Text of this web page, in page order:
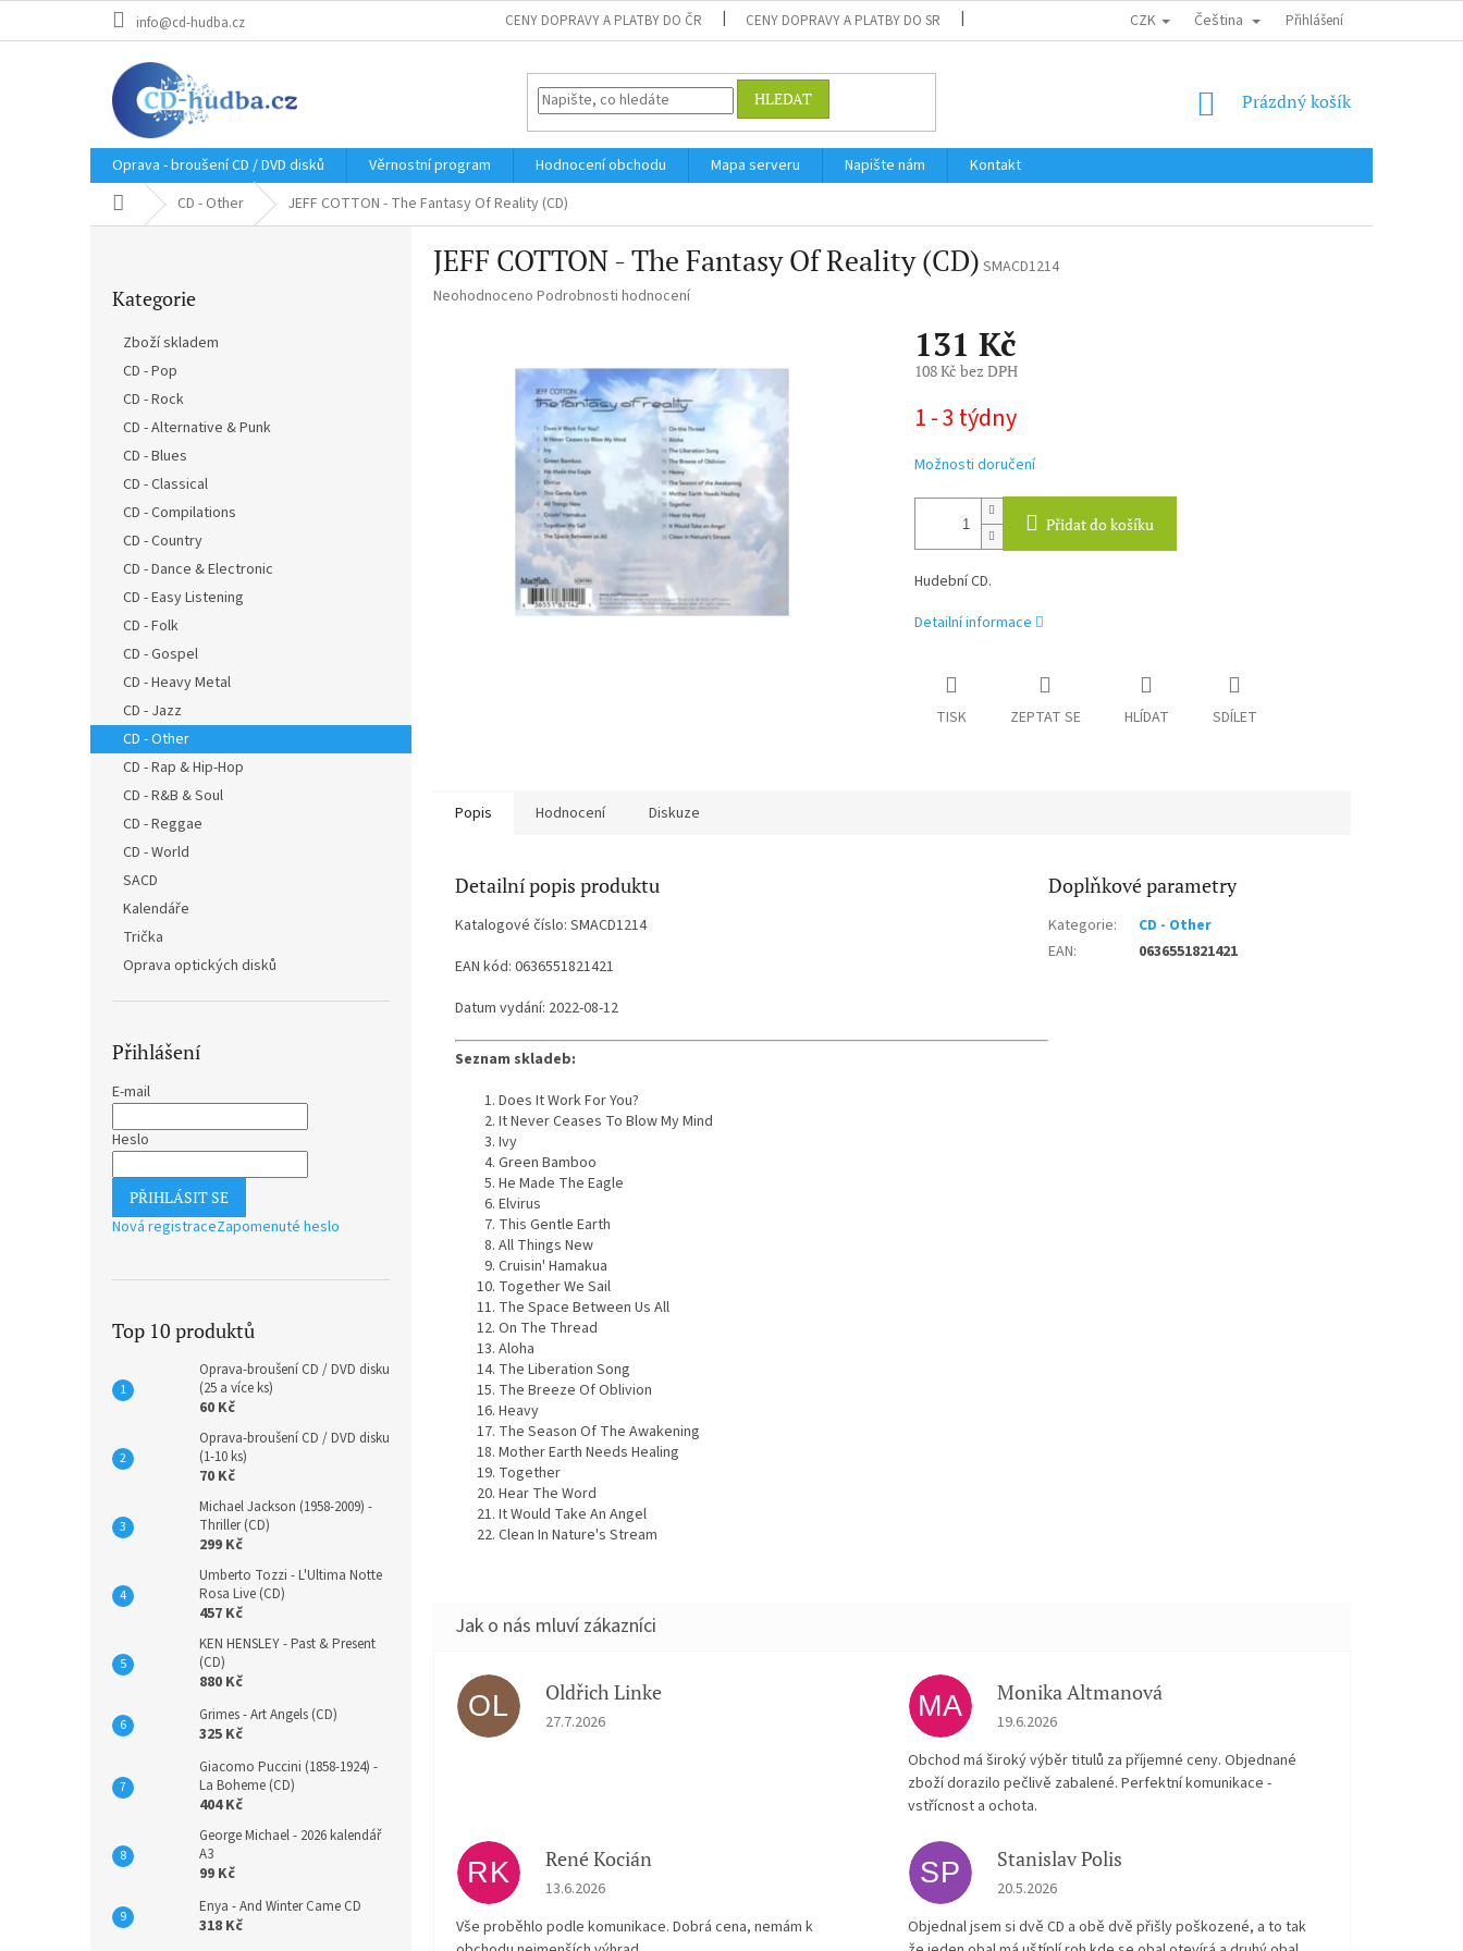
info@cd-hudba.cz CENY DOPRAVY A PLATBY DO ČR CENY DOPRAVY A PLATBY DO SR DOPRAVA DO EU / INTERNATIONAL SHIPPING OBCHODNÍ PODMÍNKY
CZK Čeština Přihlášení
HLEDAT
NÁKUPNÍ
Prázdný košík
Oprava - broušení CD / DVD disků Věrnostní program Hodnocení obchodu Mapa serveru Napište nám
Kontakt
Domů CD - Other JEFF COTTON - The Fantasy Of Reality (CD)
kategorie
Kategorie
Zboží skladem
CD - Pop
CD - Rock
CD - Alternative & Punk
CD - Blues
CD - Classical
CD - Compilations
CD - Country
CD - Dance & Electronic
CD - Easy Listening
CD - Folk
CD - Gospel
CD - Heavy Metal
CD - Jazz
CD - Other
CD - Rap & Hip-Hop
CD - R&B & Soul
CD - Reggae
CD - World
SACD
Kalendáře
Trička
Oprava optických disků
Přihlášení
E-mail
Heslo
PŘIHLÁSIT SE
Nová registraceZapomenuté heslo
Top 10 produktů
Oprava-broušení CD / DVD disku
(25 a více ks)
60 Kč
Oprava-broušení CD / DVD disku
(1-10 ks)
70 Kč
Michael Jackson (1958-2009) -
Thriller (CD)
299 Kč
Umberto Tozzi - L'Ultima Notte
Rosa Live (CD)
457 Kč
KEN HENSLEY - Past & Present
(CD)
880 Kč
Grimes - Art Angels (CD)
325 Kč
Giacomo Puccini (1858-1924) -
La Boheme (CD)
404 Kč
George Michael - 2026 kalendář
A3
99 Kč
Enya - And Winter Came CD
318 Kč
JEFF COTTON - The Fantasy Of Reality (CD) SMACD1214
Průměrné
Neohodnoceno Podrobnosti hodnocení
131 Kč
108 Kč bez DPH
cena:
1 - 3 týdny
Možnosti doručení
Přidat do košíku
Hudební CD.
Detailní informace
TISK ZEPTAT SE HLÍDAT SDÍLET
Popis Hodnocení Diskuze
Detailní popis produktu
Katalogové číslo: SMACD1214
EAN kód: 0636551821421
Datum vydání: 2022-08-12
Seznam skladeb:
Does It Work For You?
It Never Ceases To Blow My Mind
Ivy
Green Bamboo
He Made The Eagle
Elvirus
This Gentle Earth
All Things New
Cruisin' Hamakua
Together We Sail
The Space Between Us All
On The Thread
Aloha
The Liberation Song
The Breeze Of Oblivion
Heavy
The Season Of The Awakening
Mother Earth Needs Healing
Together
Hear The Word
It Would Take An Angel
Clean In Nature's Stream
Doplňkové parametry
Kategorie:
CD - Other
EAN: 0636551821421
OL Oldřich Linke
Hodnocení obchodu je 5 z 5 hvězdiček.
27.7.2026 MA Monika Altmanová
Hodnocení obchodu je 5 z 5 hvězdiček.
19.6.2026
Obchod má široký výběr titulů za příjemné ceny. Objednané
zboží dorazilo pečlivě zabalené. Perfektní komunikace -
vstřícnost a ochota.
RK René Kocián
Hodnocení obchodu je 5 z 5 hvězdiček.
13.6.2026
Vše proběhlo podle komunikace. Dobrá cena, nemám k
SP Stanislav Polis
Hodnocení obchodu je 2 z 5 hvězdiček.
20.5.2026
Objednal jsem si dvě CD a obě dvě přišly poškozené, a to tak